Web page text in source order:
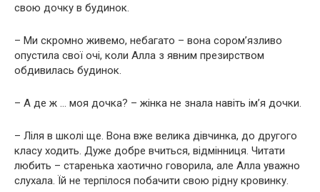
свою дочку в будинок.
– Ми скромно живемо, небагато – вона сором’язливо
опустила свої очі, коли Алла з явним презирством
обдивилась будинок.
– А де ж … моя дочка? – жінка не знала навіть ім’я дочки.
– Ліля в школі ще. Вона вже велика дівчинка, до другого
класу ходить. Дуже добре вчиться, відмінниця. Читати
любить – старенька хаотично говорила, але Алла уважно
слухала. Їй не терпілося побачити свою рідну кpoвинку.